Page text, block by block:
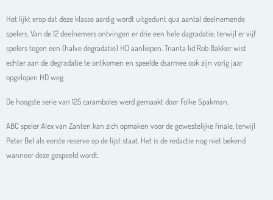
Het lijkt erop dat deze klasse aardig wordt uitgedunt qua aantal deelnemende
spelers. Van de 12 deelnemers ontvingen er drie een hele dagradatie, terwijl er vijf
spelers tegen een (halve degradatie) HD aanliepen. Trianta lid Rob Bakker wist
echter aan de degradatie te ontkomen en speelde dsarmee ook zijn vorig jaar
opgelopen HD weg.
De hoogste serie van 125 caramboles werd gemaakt door Folke Spakman.
ABC speler Alex van Zanten kan zich opmaken voor de gewestelijke finale, terwijl
Peter Bel als eerste reserve op de lijst staat. Het is de redactie nog niet bekend
wanneer deze gespeeld wordt.